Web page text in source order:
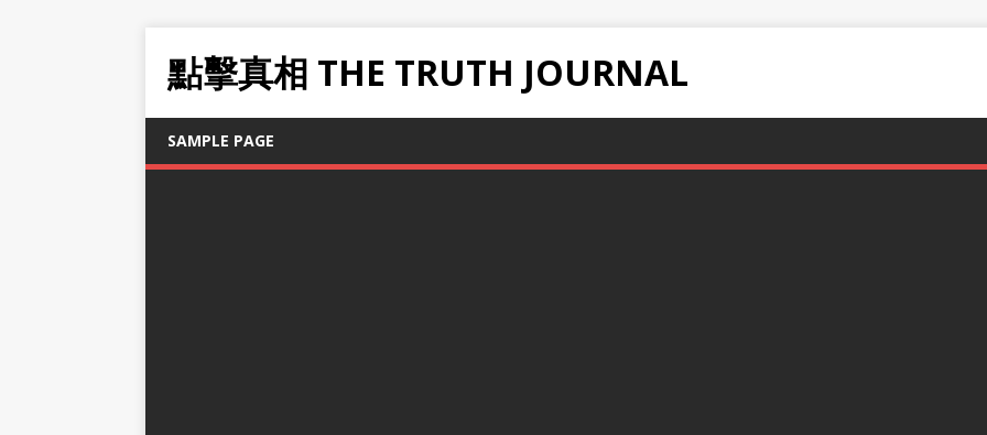
點擊真相 THE TRUTH JOURNAL
SAMPLE PAGE